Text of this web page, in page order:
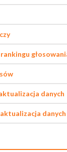
danych
danych